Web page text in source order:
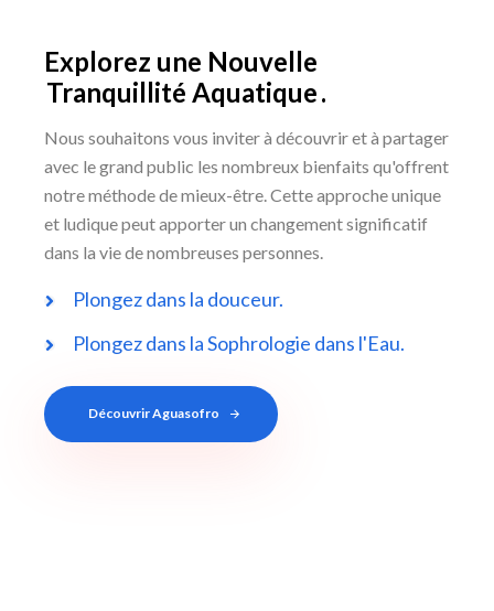
Explorez une Nouvelle
Tranquillité Aquatique.
Nous souhaitons vous inviter à découvrir et à partager
avec le grand public les nombreux bienfaits qu'offrent
notre méthode de mieux-être. Cette approche unique
et ludique peut apporter un changement significatif
dans la vie de nombreuses personnes.
Plongez dans la douceur.
Plongez dans la Sophrologie dans l'Eau.
Découvrir Aguasofro